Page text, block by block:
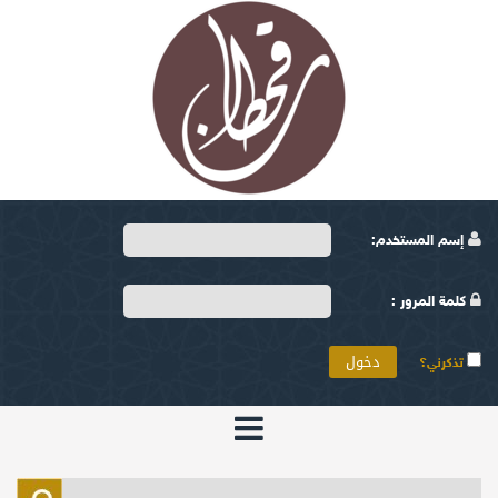
إسم المستخدم:
كلمة المرور :
تذكرني؟